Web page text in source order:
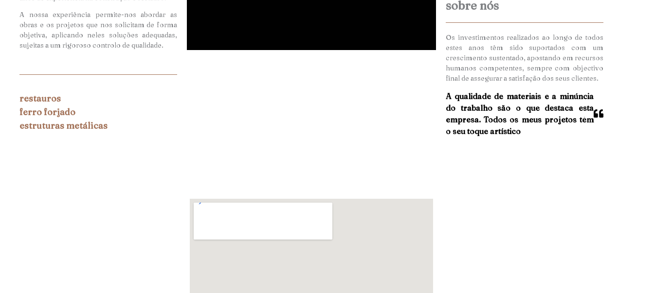
A nossa experiência permite-nos abordar as
obras e os projetos que nos solicitam de forma
objetiva, aplicando neles soluções adequadas,
sujeitas a um rigoroso controlo de qualidade.
restauros
ferro forjado
estruturas metálicas
sobre nós
Os investimentos realizados ao longo de todos
estes anos têm sido suportados com um
crescimento sustentado, apostando em recursos
humanos competentes, sempre com objectivo
final de assegurar a satisfação dos seus clientes.
A qualidade de materiais e a minúncia
do trabalho são o que destaca esta
empresa. Todos os meus projetos têm
o seu toque artístico